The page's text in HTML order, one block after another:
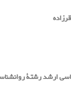
ارشد رشتة